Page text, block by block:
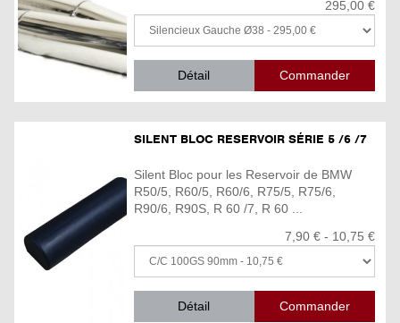
295,00 €
Détail
SILENT BLOC RESERVOIR SÉRIE 5 /6 /7
Silent Bloc pour les Reservoir de BMW
R50/5, R60/5, R60/6, R75/5, R75/6,
R90/6, R90S, R 60 /7, R 60 ...
7,90 € - 10,75 €
Détail